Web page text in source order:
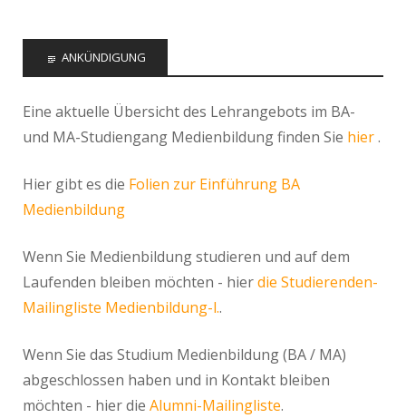
ANKÜNDIGUNG
Eine aktuelle Übersicht des Lehrangebots im BA-
und MA-Studiengang Medienbildung finden Sie hier.
Hier gibt es die Folien zur Einführung BA
Medienbildung
Wenn Sie Medienbildung studieren und auf dem
Laufenden bleiben möchten - hierdie Studierenden-
Mailingliste Medienbildung-l..
Wenn Sie das Studium Medienbildung (BA / MA)
abgeschlossen haben und in Kontakt bleiben
möchten - hier die Alumni-Mailingliste.